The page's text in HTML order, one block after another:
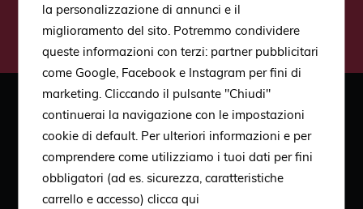
Iscriviti
Scopri
Contatti
la personalizzazione di annunci e il
miglioramento del sito. Potremmo condividere
queste informazioni con terzi: partner pubblicitari
come Google, Facebook e Instagram per fini di
marketing. Cliccando il pulsante "Chiudi"
continuerai la navigazione con le impostazioni
cookie di default. Per ulteriori informazioni e per
comprendere come utilizziamo i tuoi dati per fini
obbligatori (ad es. sicurezza, caratteristiche
carrello e accesso)clicca qui